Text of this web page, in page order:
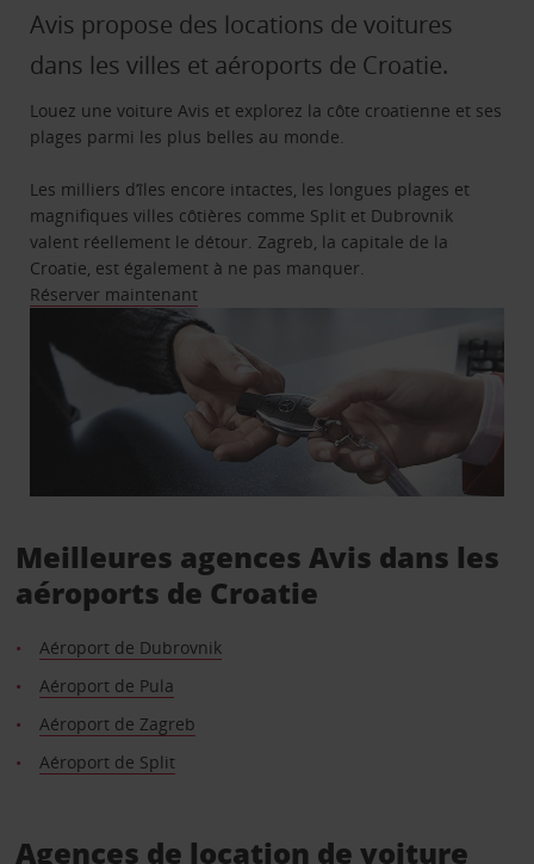
Avis propose des locations de voitures
dans les villes et aéroports de Croatie.
Louez une voiture Avis et explorez la côte croatienne et ses
plages parmi les plus belles au monde.
Les milliers d’îles encore intactes, les longues plages et
magnifiques villes côtières comme Split et Dubrovnik
valent réellement le détour. Zagreb, la capitale de la
Croatie, est également à ne pas manquer.
Réserver maintenant
Meilleures agences Avis dans les
aéroports de Croatie
Aéroport de Dubrovnik
Aéroport de Pula
Aéroport de Zagreb
Aéroport de Split
Agences de location de voiture